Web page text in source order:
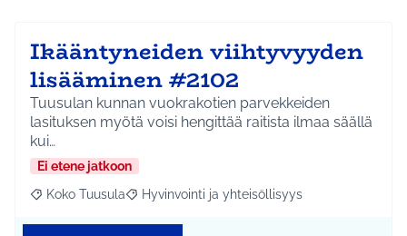
Ikääntyneiden viihtyvyyden
lisääminen #2102
Tuusulan kunnan vuokrakotien parvekkeiden
lasituksen myötä voisi hengittää raitista ilmaa säällä
kui…
Ei etene jatkoon
Rajaa tulokset aihepiirin mukaan: Koko Tuusula
Koko Tuusula Rajaa tulokset teeman mukaan: Hyvinvointi ja
Hyvinvointi ja yhteisöllisyys